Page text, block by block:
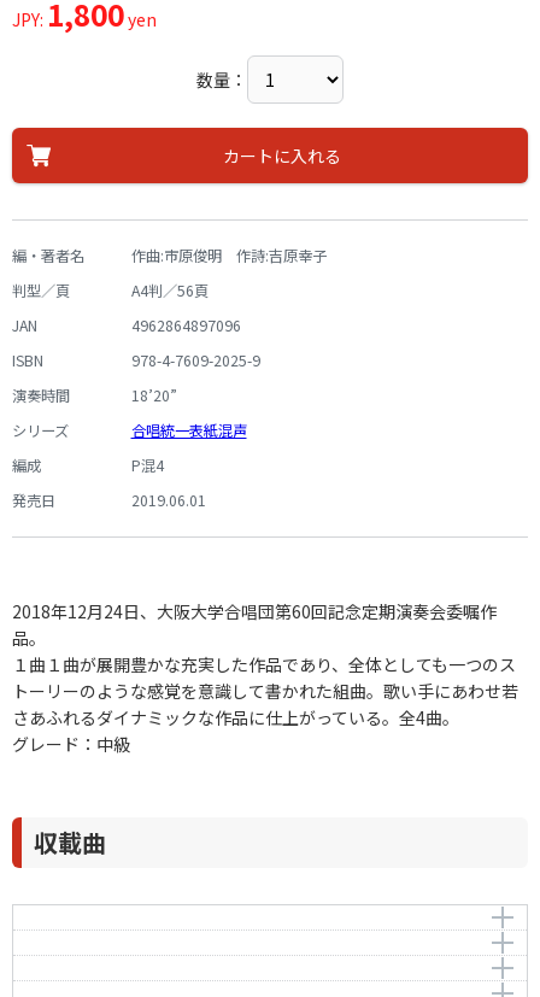
JPY: 1,800yen
数量：
カートに入れる
編・著者名
作曲:市原俊明 作詩:吉原幸子
判型／頁
A4判／56頁
JAN
4962864897096
ISBN
978-4-7609-2025-9
演奏時間
18’20”
シリーズ
合唱統一表紙混声
編成
P混4
発売日
2019.06.01
2018年12月24日、大阪大学合唱団第60回記念定期演奏会委嘱作
品。
１曲１曲が展開豊かな充実した作品であり、全体としても一つのス
トーリーのような感覚を意識して書かれた組曲。歌い手にあわせ若
さあふれるダイナミックな作品に仕上がっている。全4曲。
グレード：中級
収載曲
絵本
作曲者：市原俊明
-
HELP!
HELP!
祈り